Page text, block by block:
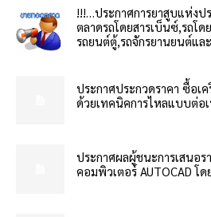
!!!…ประกาศการยาสูบแห่งป
ตลาดรถโดยสารเบ็นซ์,รถโด
รถยนต์ตู้,รถจักรยานยนต์และ...
ประกาศประกวดราคา ซื้อเ
ด้วยเทคนิคการไหลแบบต่อ
ประกาศผลผู้ชนะการเสนอ
คอมพิวเตอร์ AUTOCAD โด